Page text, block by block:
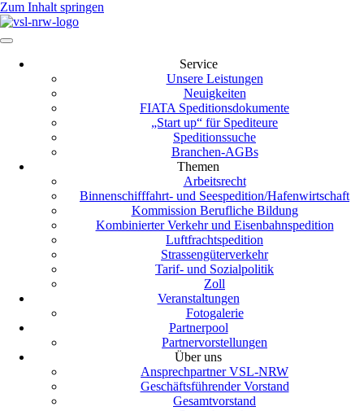
Zum Inhalt springen
Service
Unsere Leistungen
Neuigkeiten
FIATA Speditionsdokumente
„Start up“ für Spediteure
Speditionssuche
Branchen-AGBs
Themen
Arbeitsrecht
Binnenschifffahrt- und Seespedition/Hafenwirtschaft
Kommission Berufliche Bildung
Kombinierter Verkehr und Eisenbahnspedition
Luftfrachtspedition
Strassengüterverkehr
Tarif- und Sozialpolitik
Zoll
Veranstaltungen
Fotogalerie
Partnerpool
Partnervorstellungen
Über uns
Ansprechpartner VSL-NRW
Geschäftsführender Vorstand
Gesamtvorstand